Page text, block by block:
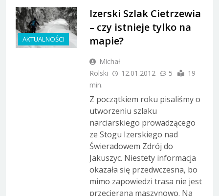
AKTUALNOŚCI
Izerski Szlak Cietrzewia
– czy istnieje tylko na
mapie?
Michał
Rolski
12.01.2012 5
19
min.
Z początkiem roku pisaliśmy o
utworzeniu szlaku
narciarskiego prowadzącego
ze Stogu Izerskiego nad
Świeradowem Zdrój do
Jakuszyc. Niestety informacja
okazała się przedwczesna, bo
mimo zapowiedzi trasa nie jest
przecierana maszynowo. Na